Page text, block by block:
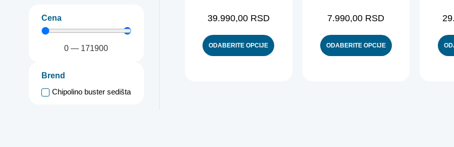
Cena
0— 171900
Brend
Chipolino buster sedišta
39.990,00 RSD
ODABERITE OPCIJE
7.990,00 RSD
ODABERITE OPCIJE